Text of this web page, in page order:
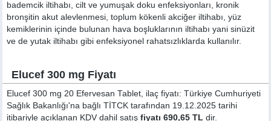
bademcik iltihabı, cilt ve yumuşak doku enfeksiyonları, kronik
bronşitin akut alevlenmesi, toplum kökenli akciğer iltihabı, yüz
kemiklerinin içinde bulunan hava boşluklarının iltihabı yani sinüzit
ve de yutak iltihabı gibi enfeksiyonel rahatsızlıklarda kullanılır.
Elucef 300 mg Fiyatı
Elucef 300 mg 20 Efervesan Tablet, ilaç fiyatı: Türkiye Cumhuriyeti
Sağlık Bakanlığı'na bağlı TİTCK tarafından 19.12.2025 tarihi
itibariyle açıklanan KDV dahil satışfiyatı 690,65 TL dir.